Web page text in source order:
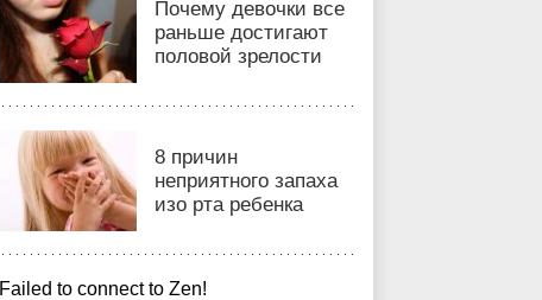
Почему девочки все
раньше достигают
половой зрелости
8 причин
неприятного запаха
изо рта ребенка
Failed to connect to Zen!